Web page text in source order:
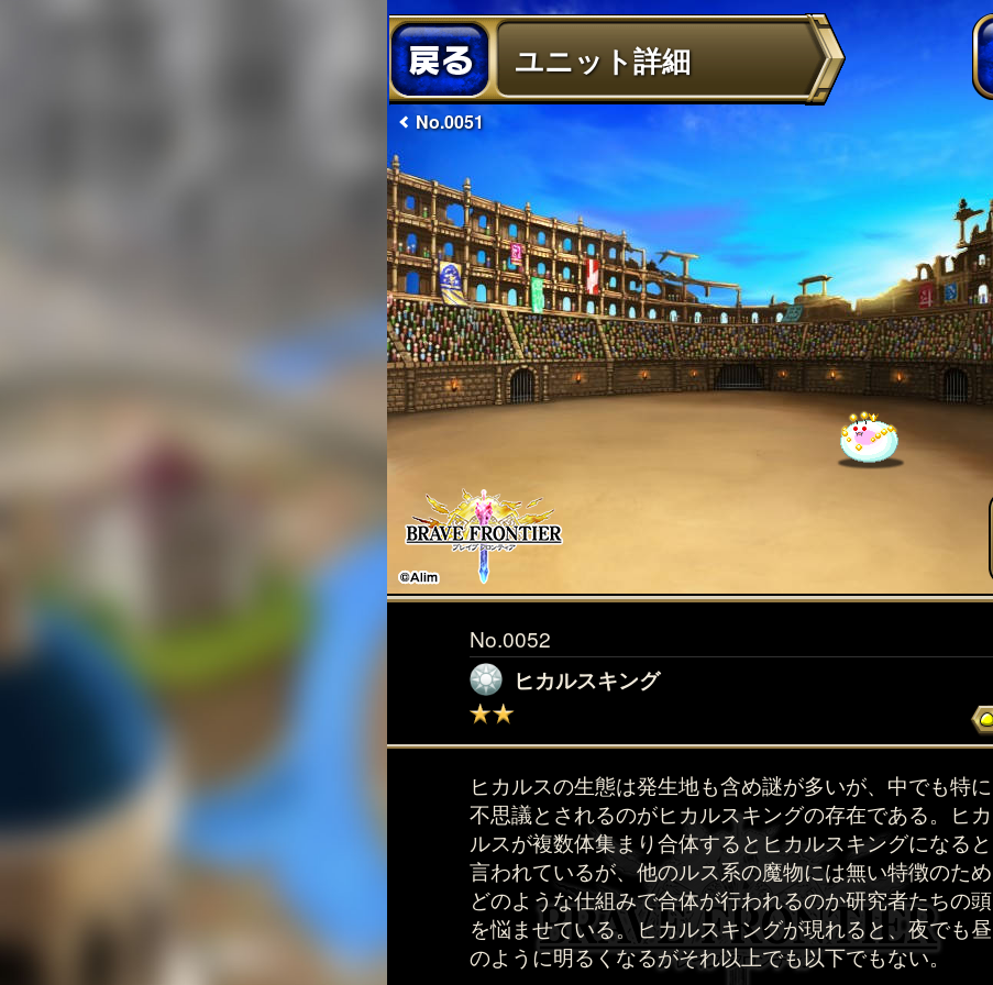
ユニット詳細
No.0051
No.0052
ヒカルスキング
ヒカルスの生態は発生地も含め謎が多いが、中でも特に
不思議とされるのがヒカルスキングの存在である。ヒカ
ルスが複数体集まり合体するとヒカルスキングになると
言われているが、他のルス系の魔物には無い特徴のため
どのような仕組みで合体が行われるのか研究者たちの頭
を悩ませている。ヒカルスキングが現れると、夜でも昼
のように明るくなるがそれ以上でも以下でもない。